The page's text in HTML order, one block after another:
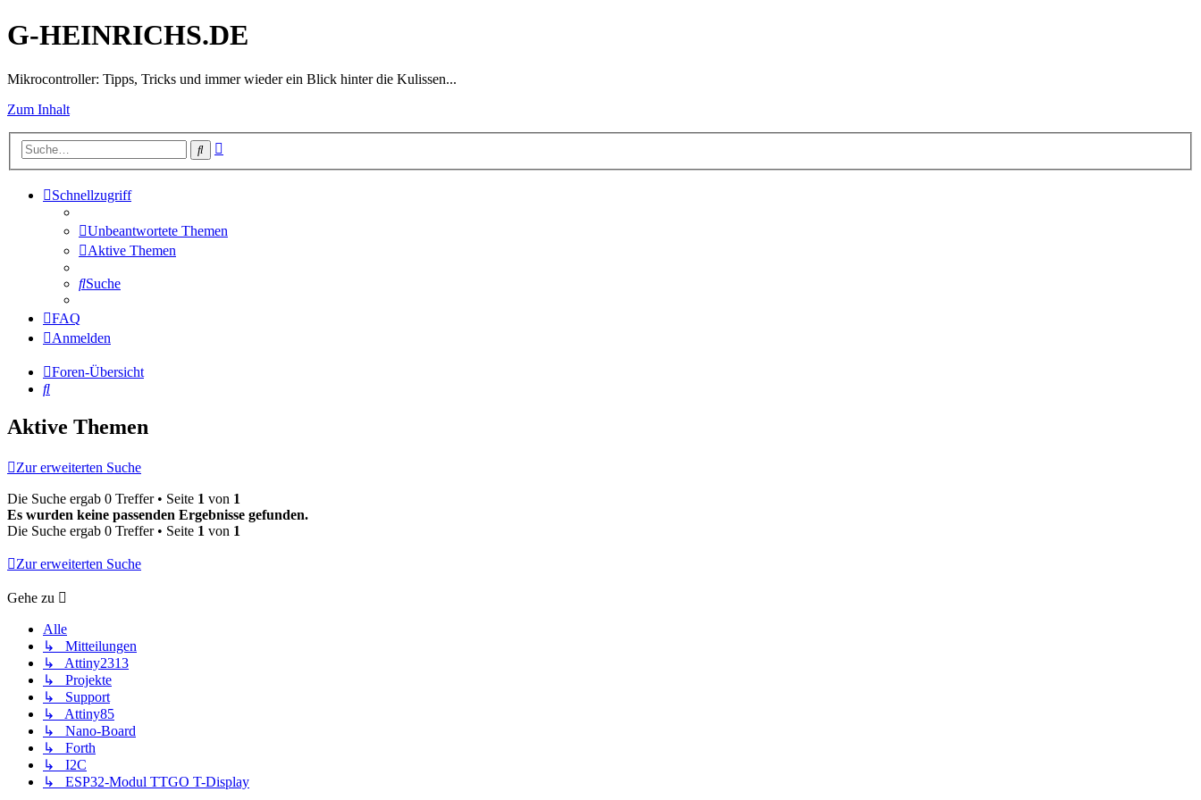
G-HEINRICHS.DE
Mikrocontroller: Tipps, Tricks und immer wieder ein Blick hinter die Kulissen...
Zum Inhalt
Suche
Schnellzugriff
Unbeantwortete Themen
Aktive Themen
Suche
FAQ
Anmelden
Foren-Übersicht
Suche
Aktive Themen
Zur erweiterten Suche
Die Suche ergab 0 Treffer • Seite 1 von 1
Es wurden keine passenden Ergebnisse gefunden.
Die Suche ergab 0 Treffer • Seite 1 von 1
Zur erweiterten Suche
Gehe zu
Alle
↳ Mitteilungen
↳ Attiny2313
↳ Projekte
↳ Support
↳ Attiny85
↳ Nano-Board
↳ Forth
↳ I2C
↳ ESP32-Modul TTGO T-Display